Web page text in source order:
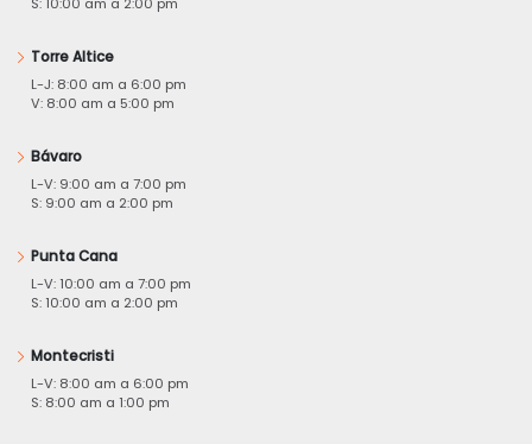
Torre Altice
L-J: 8:00 am a 6:00 pm
V: 8:00 am a 5:00 pm
Bávaro
L-V: 9:00 am a 7:00 pm
S: 9:00 am a 2:00 pm
Punta Cana
L-V: 10:00 am a 7:00 pm
S: 10:00 am a 2:00 pm
Montecristi
L-V: 8:00 am a 6:00 pm
S: 8:00 am a 1:00 pm